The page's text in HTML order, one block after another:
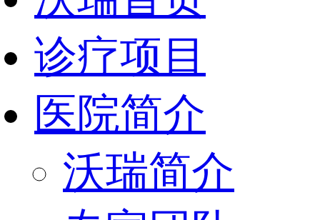
诊疗项目
医院简介
沃瑞简介